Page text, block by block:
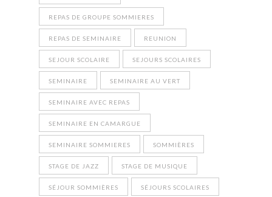
REPAS DE GROUPE SOMMIERES
REPAS DE SEMINAIRE REUNION
SEJOUR SCOLAIRE SEJOURS SCOLAIRES
SEMINAIRE SEMINAIRE AU VERT
SEMINAIRE AVEC REPAS
SEMINAIRE EN CAMARGUE
SEMINAIRE SOMMIERES SOMMIÈRES
STAGE DE JAZZ STAGE DE MUSIQUE
SÉJOUR SOMMIÈRES SÉJOURS SCOLAIRES